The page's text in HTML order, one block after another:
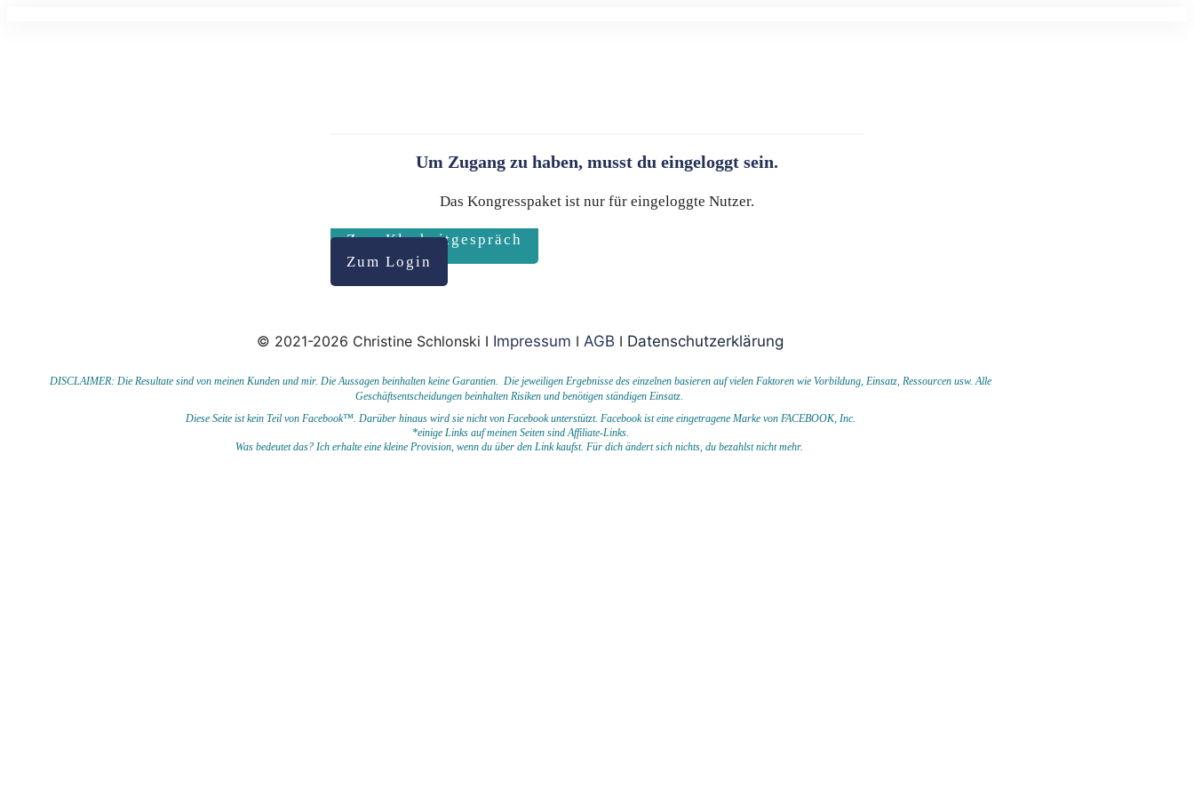
Um Zugang zu haben, musst du eingeloggt sein.
Das Kongresspaket ist nur für eingeloggte Nutzer.
Zum Klarheitgespräch
Zum Login
© 2021-2026 Christine Schlonski I Impressum I AGB I Datenschutzerklärung
DISCLAIMER: Die Resultate sind von meinen Kunden und mir. Die Aussagen beinhalten keine Garantien. Die jeweiligen Ergebnisse des einzelnen basieren auf vielen Faktoren wie Vorbildung, Einsatz, Ressourcen usw.Alle
Geschäftsentscheidungen beinhalten Risiken und benötigen ständigen Einsatz.
Diese Seite ist kein Teil von Facebook™. Darüber hinaus wird sie nicht von Facebook unterstützt. Facebook ist eine eingetragene Marke von FACEBOOK, Inc.
*einige Links auf meinen Seiten sind Affiliate-Links.
Was bedeutet das? Ich erhalte eine kleine Provision, wenn du über den Link kaufst. Für dich ändert sich nichts, du bezahlst nicht mehr.